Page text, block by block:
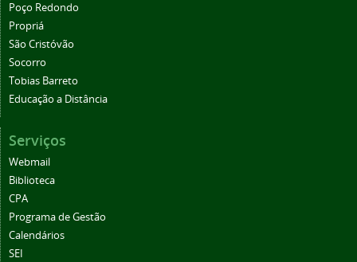
Poço Redondo
Propriá
São Cristóvão
Socorro
Tobias Barreto
Educação a Distância
Serviços
Webmail
Biblioteca
CPA
Programa de Gestão
Calendários
SEI